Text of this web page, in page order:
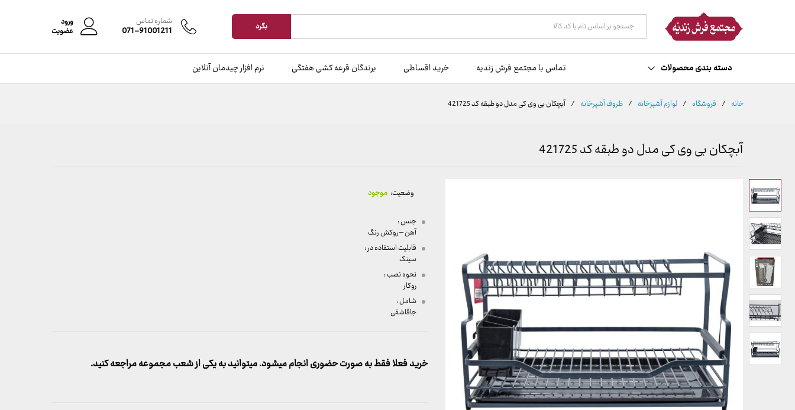
همه دسته ها بگرد شماره تماس
071-91001211
ورود
عضویت
دسته بندی محصولات تماس با مجتمع فرش زندیه خرید اقساطی برندگان قرعه کشی هفتگی نرم افزار چیدمان آنلاین
خانه / فروشگاه / لوازم آشپزخانه / ظروف آشپرخانه / آبچکان بی وی کی مدل دو طبقه کد 421725
آبچکان بی وی کی مدل دو طبقه کد 421725
وضعیت: موجود
جنس :
آهن – روکش رنگ
قابلیت استفاده در :
سینک
نحوه نصب :
روکار
شامل :
جاقاشقی
خرید فعلا فقط به صورت حضوری انجام میشود. میتوانید به یکی از شعب مجموعه مراجعه کنید.
توضیحات نظرات (0)